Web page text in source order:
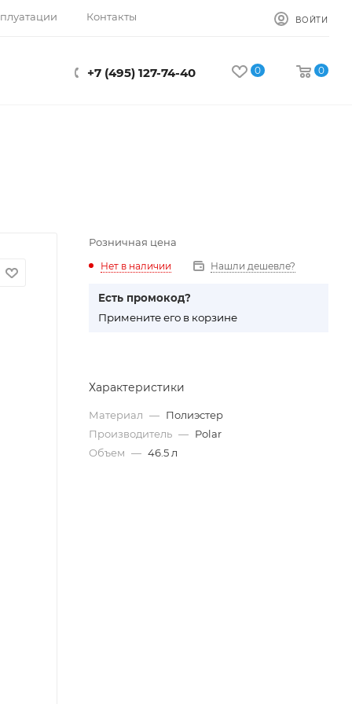
Контакты ВОЙТИ
+7 (495) 127-74-40 0 0
Розничная цена
Нет в наличии Нашли дешевле?
Есть промокод?
Примените его в корзине
Характеристики
Материал — Полиэстер
Производитель — Polar
Объем — 46.5 л